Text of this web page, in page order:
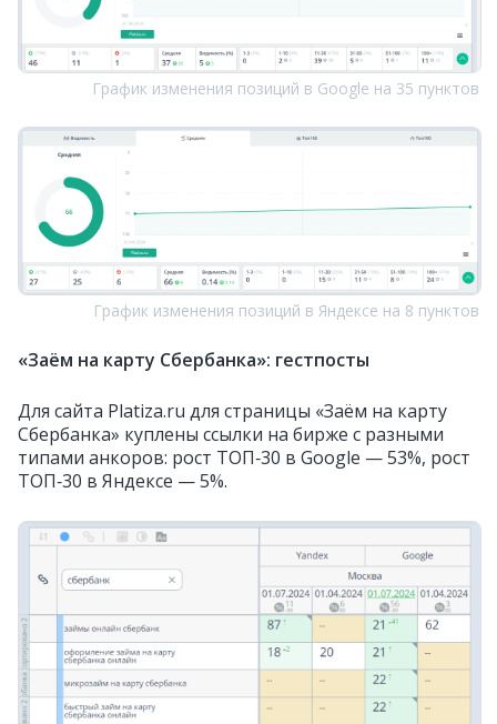
График изменения позиций в Google на 35 пунктов
График изменения позиций в Яндексе на 8 пунктов
«Заём на карту Сбербанка»: гестпосты
Для сайта Platiza.ru для страницы «Заём на карту
Сбербанка» куплены ссылки на бирже с разными
типами анкоров: рост ТОП‑30 в Google — 53%, рост
ТОП‑30 в Яндексе — 5%.